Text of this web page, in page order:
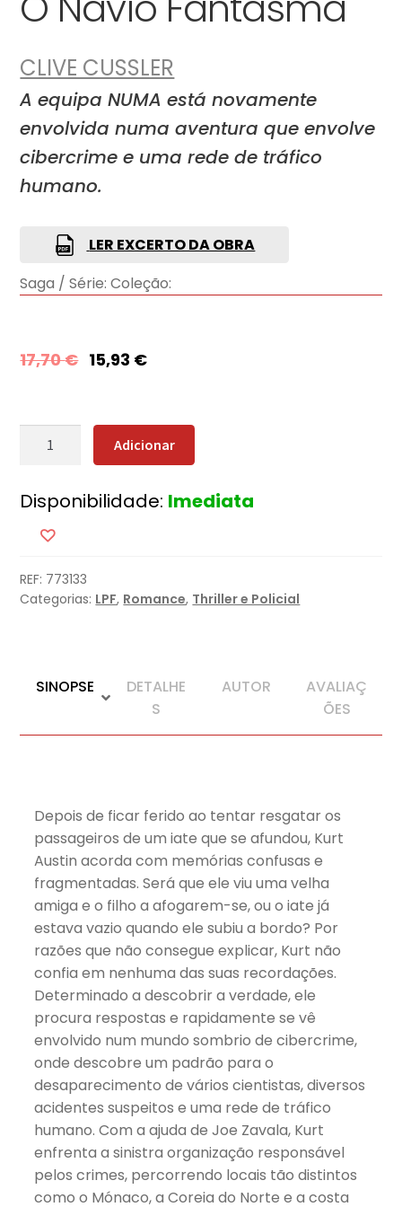
CLIVE CUSSLER
A equipa NUMA está novamente
envolvida numa aventura que envolve
cibercrime e uma rede de tráfico
humano.
LER EXCERTO DA OBRA
Saga / Série: Coleção:
17,70€ 15,93 €
Quantidade
Navio
Fantasma
Adicionar
Disponibilidade: Imediata
REF: 773133
Categorias: LPF, Romance, Thriller e Policial
SINOPSE
DETALHE
S
AUTOR
AVALIAÇ
ÕES
Depois de ficar ferido ao tentar resgatar os
passageiros de um iate que se afundou, Kurt
Austin acorda com memórias confusas e
fragmentadas. Será que ele viu uma velha
amiga e o filho a afogarem-se, ou o iate já
estava vazio quando ele subiu a bordo? Por
razões que não consegue explicar, Kurt não
confia em nenhuma das suas recordações.
Determinado a descobrir a verdade, ele
procura respostas e rapidamente se vê
envolvido num mundo sombrio de cibercrime,
onde descobre um padrão para o
desaparecimento de vários cientistas, diversos
acidentes suspeitos e uma rede de tráfico
humano. Com a ajuda de Joe Zavala, Kurt
enfrenta a sinistra organização responsável
pelos crimes, percorrendo locais tão distintos
como o Mónaco, a Coreia do Norte e a costa